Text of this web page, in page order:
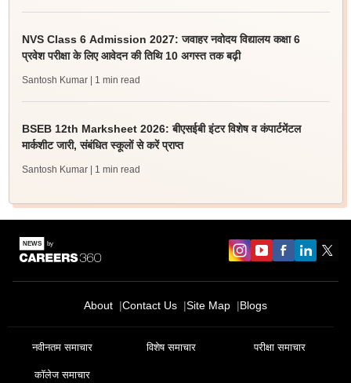
NVS Class 6 Admission 2027: जवाहर नवोदय विद्यालय कक्षा 6
प्रवेश परीक्षा के लिए आवेदन की तिथि 10 अगस्त तक बढ़ी
Santosh Kumar | 1 min read
BSEB 12th Marksheet 2026: बीएसईबी इंटर विशेष व कंपार्टमेंटल
मार्कशीट जारी, संबंधित स्कूलों से करें प्राप्त
Santosh Kumar | 1 min read
About Contact Us Site Map Blogs
नवीनतम समाचार विशेष समाचार परीक्षा समाचार
कॉलेज समाचार